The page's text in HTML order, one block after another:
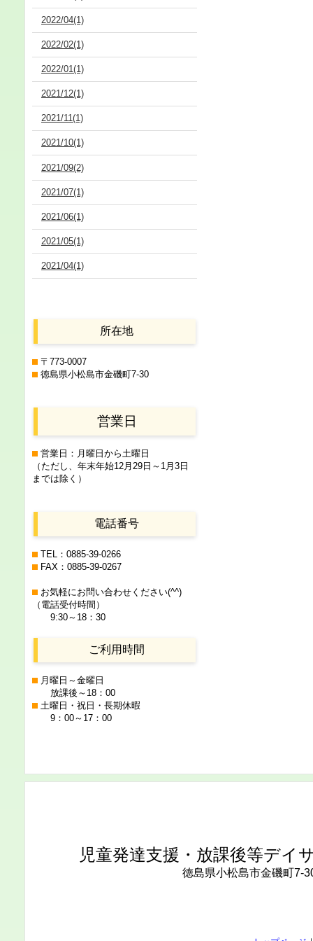
2022/04(1)
2022/02(1)
2022/01(1)
2021/12(1)
2021/11(1)
2021/10(1)
2021/09(2)
2021/07(1)
2021/06(1)
2021/05(1)
2021/04(1)
所在地
〒773-0007
徳島県小松島市金磯町7-30
営業日
営業日：月曜日から土曜日
（ただし、年末年始12月29日 ～1月3日
までは除く）
電話番号
TEL：0885-39-0266
FAX：0885-39-0267
お気軽にお問い合わせください(^^)
（電話受付時間）
9:30～18：30
ご利用時間
月曜日～金曜日
放課後～18：00
土曜日・祝日・長期休暇
9：00～17：00
児童発達支援・放課後等デイ
徳島県小松島市金磯町7-